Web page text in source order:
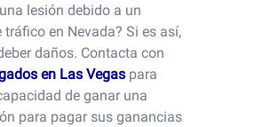
lesión debido a un
tráfico en Nevada? Si es así,
daños. Contacta con
en Las Vegas para
de ganar una
para pagar sus ganancias